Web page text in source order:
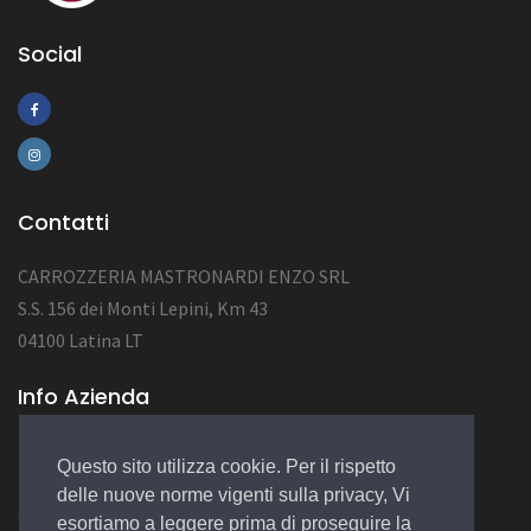
Questo sito utilizza cookie. Per il rispetto
delle nuove norme vigenti sulla privacy, Vi
esortiamo a leggere prima di proseguire la
Social
Contatti
CARROZZERIA MASTRONARDI ENZO SRL
S.S. 156 dei Monti Lepini, Km 43
04100 Latina LT
Info Azienda
NUM.REA LT-152422
CAP.SOC. 10.000,00 EURO